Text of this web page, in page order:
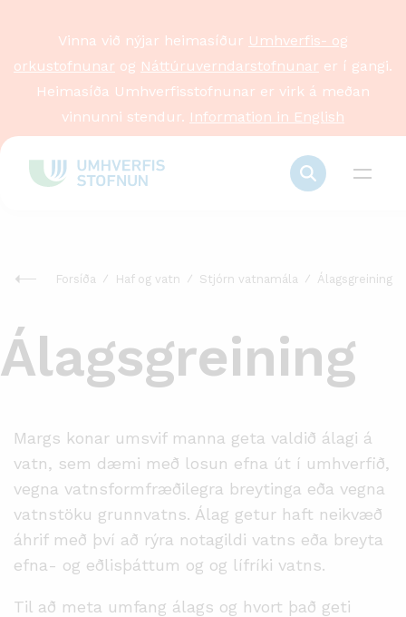
Vinna við nýjar heimasíður Umhverfis- og
orkustofnunar og Náttúruverndarstofnunar er í gangi.
Heimasíða Umhverfisstofnunar er virk á meðan
vinnunni stendur. Information in English
Forsíða Haf og vatn Stjórn vatnamála Álagsgreining
Álagsgreining
Margs konar umsvif manna geta valdið álagi á
vatn, sem dæmi með losun efna út í umhverfið,
vegna vatnsformfræðilegra breytinga eða vegna
vatnstöku grunnvatns. Álag getur haft neikvæð
áhrif með því að rýra notagildi vatns eða breyta
efna- og eðlisþáttum og og lífríki vatns.
Til að meta umfang álags og hvort það geti